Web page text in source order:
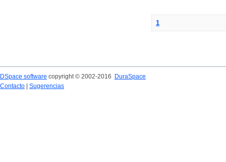
1
DSpace software copyright © 2002-2016
DuraSpace
Contacto
Sugerencias